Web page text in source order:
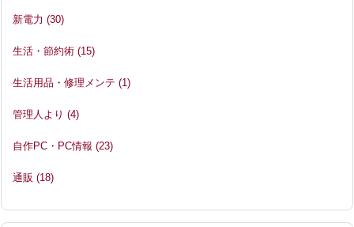
新電力 (30)
生活・節約術 (15)
生活用品・修理メンテ (1)
管理人より (4)
自作PC・PC情報 (23)
通販 (18)